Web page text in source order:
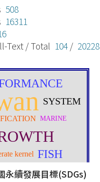
508
16311
Text / Total 104 / 20228
續發展目標(SDGs)